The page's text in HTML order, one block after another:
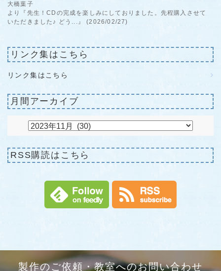
大橋葉子
より『先生！CDの完成を楽しみにしておりました。先程購入させて
いただきました♪ どう...』 (2026/02/27)
リンク集はこちら
リンク集はこちら
月間アーカイブ
RSS購読はこちら
製作のご依頼・教室へのお問い合わせ